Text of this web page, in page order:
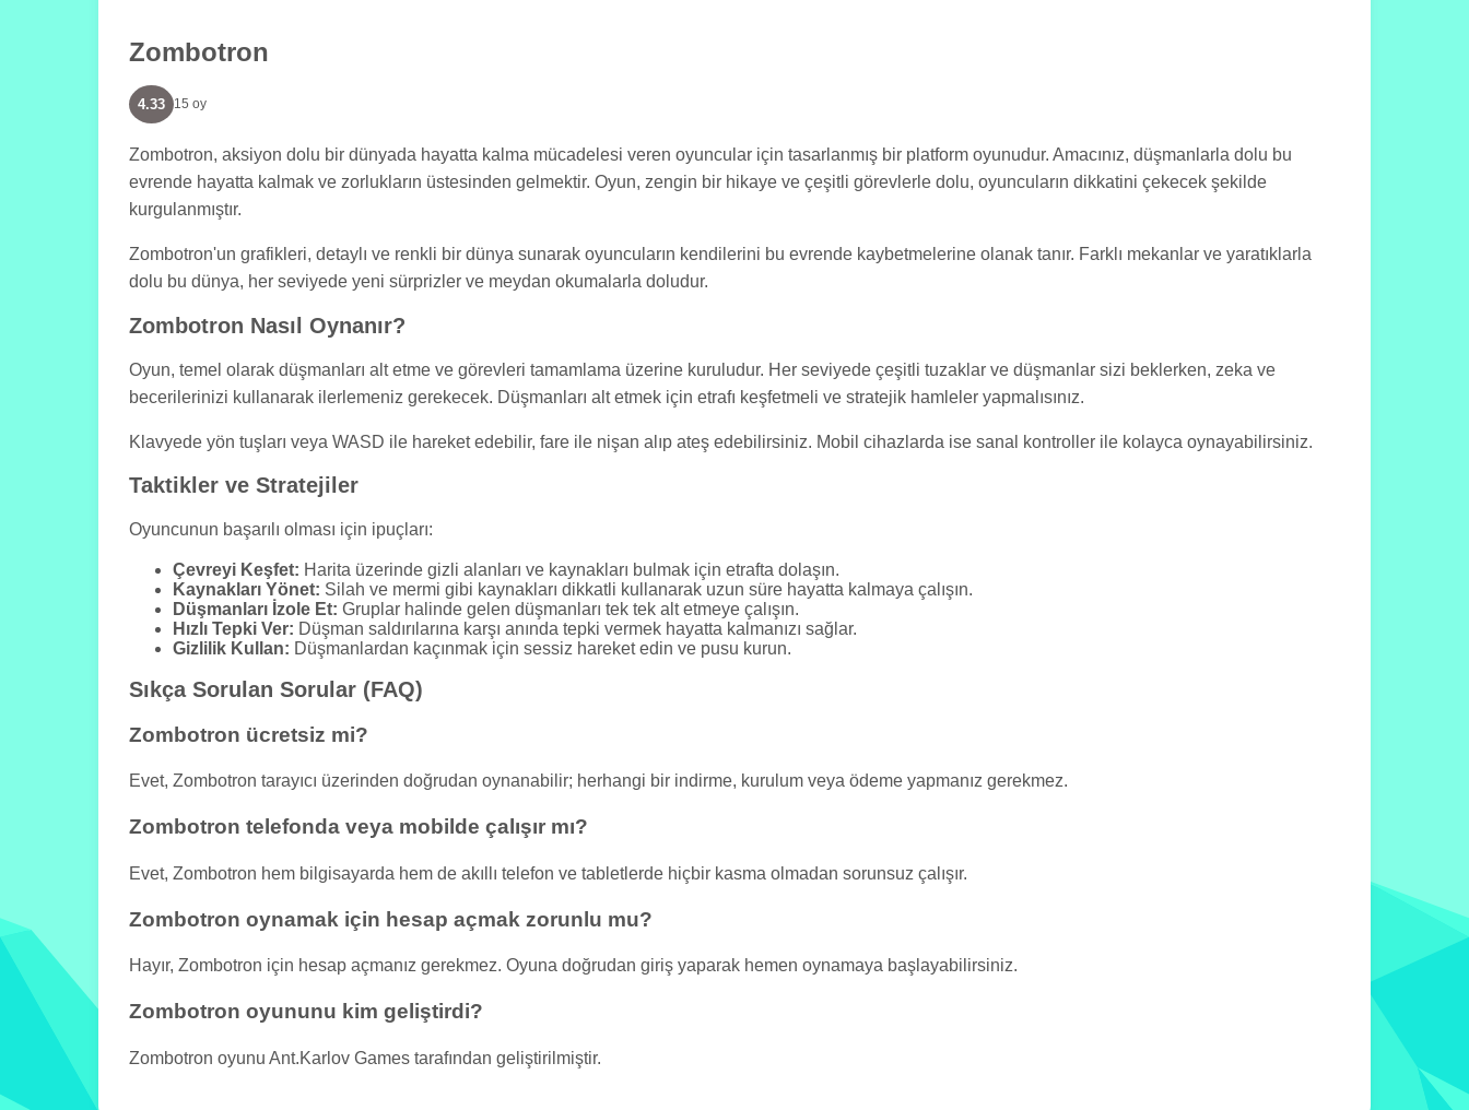
Zombotron
4.33 15 oy
Zombotron, aksiyon dolu bir dünyada hayatta kalma mücadelesi veren oyuncular için tasarlanmış bir platform oyunudur. Amacınız, düşmanlarla dolu bu
evrende hayatta kalmak ve zorlukların üstesinden gelmektir. Oyun, zengin bir hikaye ve çeşitli görevlerle dolu, oyuncuların dikkatini çekecek şekilde
kurgulanmıştır.
Zombotron'un grafikleri, detaylı ve renkli bir dünya sunarak oyuncuların kendilerini bu evrende kaybetmelerine olanak tanır. Farklı mekanlar ve yaratıklarla
dolu bu dünya, her seviyede yeni sürprizler ve meydan okumalarla doludur.
Zombotron Nasıl Oynanır?
Oyun, temel olarak düşmanları alt etme ve görevleri tamamlama üzerine kuruludur. Her seviyede çeşitli tuzaklar ve düşmanlar sizi beklerken, zeka ve
becerilerinizi kullanarak ilerlemeniz gerekecek. Düşmanları alt etmek için etrafı keşfetmeli ve stratejik hamleler yapmalısınız.
Klavyede yön tuşları veya WASD ile hareket edebilir, fare ile nişan alıp ateş edebilirsiniz. Mobil cihazlarda ise sanal kontroller ile kolayca oynayabilirsiniz.
Taktikler ve Stratejiler
Oyuncunun başarılı olması için ipuçları:
Çevreyi Keşfet: Harita üzerinde gizli alanları ve kaynakları bulmak için etrafta dolaşın.
Kaynakları Yönet: Silah ve mermi gibi kaynakları dikkatli kullanarak uzun süre hayatta kalmaya çalışın.
Düşmanları İzole Et: Gruplar halinde gelen düşmanları tek tek alt etmeye çalışın.
Hızlı Tepki Ver: Düşman saldırılarına karşı anında tepki vermek hayatta kalmanızı sağlar.
Gizlilik Kullan: Düşmanlardan kaçınmak için sessiz hareket edin ve pusu kurun.
Sıkça Sorulan Sorular (FAQ)
Zombotron ücretsiz mi?
Evet, Zombotron tarayıcı üzerinden doğrudan oynanabilir; herhangi bir indirme, kurulum veya ödeme yapmanız gerekmez.
Zombotron telefonda veya mobilde çalışır mı?
Evet, Zombotron hem bilgisayarda hem de akıllı telefon ve tabletlerde hiçbir kasma olmadan sorunsuz çalışır.
Zombotron oynamak için hesap açmak zorunlu mu?
Hayır, Zombotron için hesap açmanız gerekmez. Oyuna doğrudan giriş yaparak hemen oynamaya başlayabilirsiniz.
Zombotron oyununu kim geliştirdi?
Zombotron oyunu Ant.Karlov Games tarafından geliştirilmiştir.